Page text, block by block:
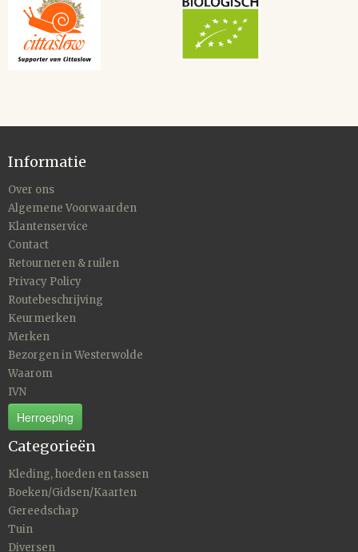
Informatie
Over ons
Algemene Voorwaarden
Klantenservice
Contact
Retourneren & ruilen
Privacy Policy
Routebeschrijving
Keurmerken
Merken
Bezorgen in Westerwolde
Waarom
IVN
Herroeping
Categorieën
Kleding, hoeden en tassen
Boeken/Gidsen/Kaarten
Gereedschap
Tuin
Diversen